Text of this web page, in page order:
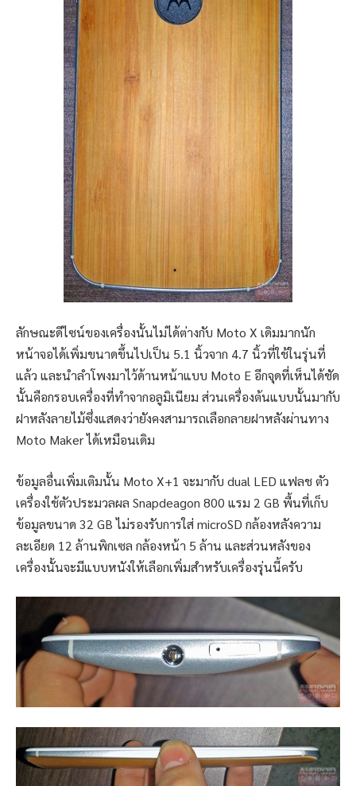
ลักษณะดีไซน์ของเครื่องนั้นไม่ได้ต่างกับ Moto X เดิมมากนัก
หน้าจอได้เพิ่มขนาดขึ้นไปเป็น 5.1 นิ้วจาก 4.7 นิ้วที่ใช้ในรุ่นที่
แล้ว และนำลำโพงมาไว้ด้านหน้าแบบ Moto E อีกจุดที่เห็นได้ชัด
นั้นคือกรอบเครื่องที่ทำจากอลูมิเนียม ส่วนเครื่องต้นแบบนั้นมากับ
ฝาหลังลายไม้ซึ่งแสดงว่ายังคงสามารถเลือกลายฝาหลังผ่านทาง
Moto Maker ได้เหมือนเดิม
ข้อมูลอื่นเพิ่มเติมนั้น Moto X+1 จะมากับ dual LED แฟลช ตัว
เครื่องใช้ตัวประมวลผล Snapdeagon 800 แรม 2 GB พื้นที่เก็บ
ข้อมูลขนาด 32 GB ไม่รองรับการใส่ microSD กล้องหลังความ
ละเอียด 12 ล้านพิกเซล กล้องหน้า 5 ล้าน และส่วนหลังของ
เครื่องนั้นจะมีแบบหนังให้เลือกเพิ่มสำหรับเครื่องรุ่นนี้ครับ